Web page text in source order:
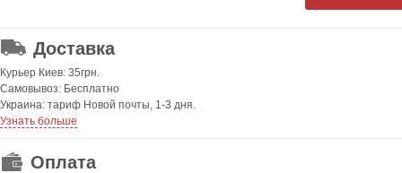
Доставка
Курьер Киев: 35грн.
Самовывоз: Бесплатно
Украина: тариф Новой почты, 1-3 дня.
Узнать больше
Оплата